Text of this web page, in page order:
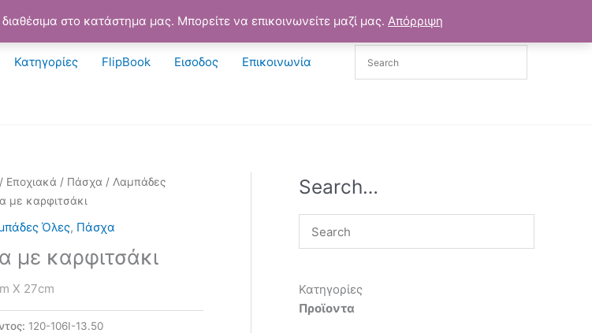
στο κατάστημα μας. Μπορείτε να επικοινωνείτε μαζί μας. Απόρριψη
Κατηγορίες FlipBook Εισοδος Επικοινωνία
/ Εποχιακά / Πάσχα / Λαμπάδες
με καρφιτσάκι
Όλες, Πάσχα
με καρφιτσάκι
Χ 27cm
120-106I-13.50
Search…
Κατηγορίες
Προϊοντα